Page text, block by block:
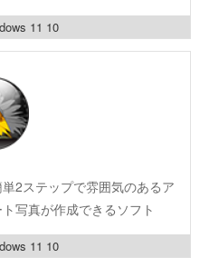
11 10
2ステップで雰囲気のあるア
ト写真が作成できるソフト
11 10